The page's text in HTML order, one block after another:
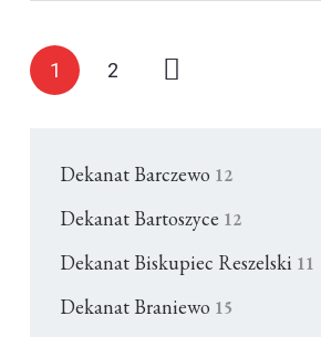
1 2
Dekanat Barczewo 12
Dekanat Bartoszyce 12
Dekanat Biskupiec Reszelski 11
Dekanat Braniewo 15